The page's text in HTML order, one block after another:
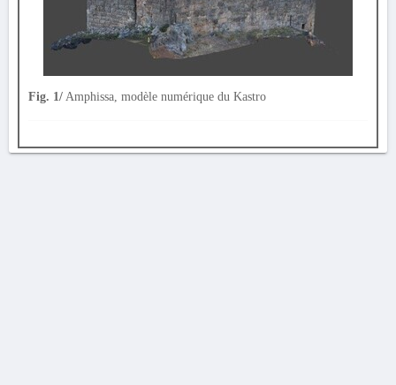
Fig. 1/ Amphissa, modèle numérique du Kastro